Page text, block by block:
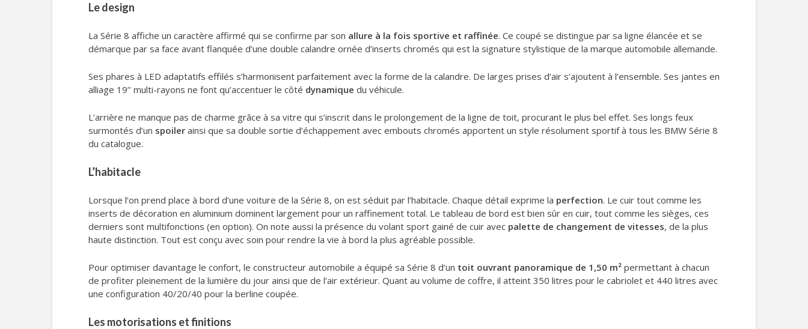
Le design
La Série 8 affiche un caractère affirmé qui se confirme par son allure à la fois sportive et raffinée. Ce coupé se distingue par sa ligne élancée et se
démarque par sa face avant flanquée d’une double calandre ornée d’inserts chromés qui est la signature stylistique de la marque automobile allemande.
Ses phares à LED adaptatifs effilés s’harmonisent parfaitement avec la forme de la calandre. De larges prises d’air s’ajoutent à l’ensemble. Ses jantes en
alliage 19’’ multi-rayons ne font qu’accentuer le côté dynamique du véhicule.
L’arrière ne manque pas de charme grâce à sa vitre qui s’inscrit dans le prolongement de la ligne de toit, procurant le plus bel effet. Ses longs feux
surmontés d’un spoiler ainsi que sa double sortie d’échappement avec embouts chromés apportent un style résolument sportif à tous les BMW Série 8
du catalogue.
L’habitacle
Lorsque l’on prend place à bord d’une voiture de la Série 8, on est séduit par l’habitacle. Chaque détail exprime la perfection. Le cuir tout comme les
inserts de décoration en aluminium dominent largement pour un raffinement total. Le tableau de bord est bien sûr en cuir, tout comme les sièges, ces
derniers sont multifonctions (en option). On note aussi la présence du volant sport gainé de cuir avec palette de changement de vitesses, de la plus
haute distinction. Tout est conçu avec soin pour rendre la vie à bord la plus agréable possible.
Pour optimiser davantage le confort, le constructeur automobile a équipé sa Série 8 d’un toit ouvrant panoramique de 1,50 m² permettant à chacun
de profiter pleinement de la lumière du jour ainsi que de l’air extérieur. Quant au volume de coffre, il atteint 350 litres pour le cabriolet et 440 litres avec
une configuration 40/20/40 pour la berline coupée.
Les motorisations et finitions